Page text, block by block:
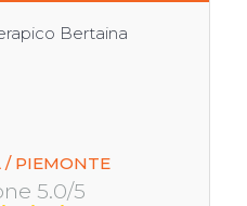
/ PIEMONTE
5.0/5